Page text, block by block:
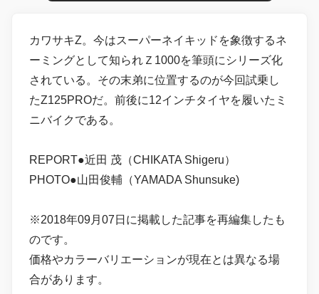
カワサキZ。今はスーパーネイキッドを象徴するネ
ーミングとして知られＺ1000を筆頭にシリーズ化
されている。その末弟に位置するのが今回試乗し
たZ125PROだ。前後に12インチタイヤを履いたミ
ニバイクである。
REPORT●近田 茂（CHIKATA Shigeru）
PHOTO●山田俊輔（YAMADA Shunsuke)
※2018年09月07日に掲載した記事を再編集したも
のです。
価格やカラーバリエーションが現在とは異なる場
合があります。